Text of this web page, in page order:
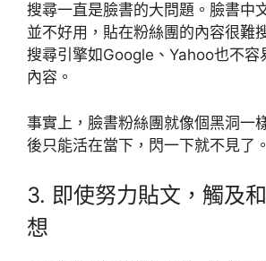
搜尋一直是臉書的大問題。臉書中
並不好用，貼在粉絲團的內容很難
搜尋引擎如Google、Yahoo也不容
內容。
事實上，臉書粉絲團就像個黑洞一
後只能活在當下，閃一下就不見了。
3. 即使努力貼文，觸及
想